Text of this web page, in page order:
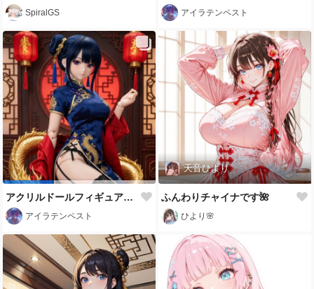
SpiralGS アイラテンペスト
アクリルドールフィギュア こたろーさんファンアート╰(*´︶`*)╯♡
アイラテンペスト
天音ひより
ふんわりチャイナです🌺
ひより🌸